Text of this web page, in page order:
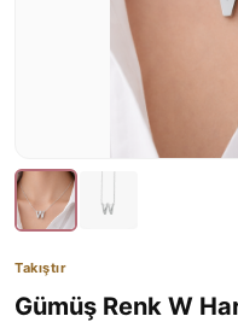
Takıştır
Gümüş Renk W